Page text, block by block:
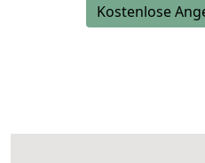
Kostenlose